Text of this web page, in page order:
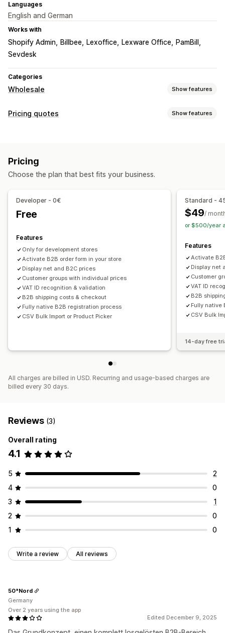
Languages
English and German
Works with
Shopify Admin Billbee Lexoffice Lexware Office
PamBill
Sevdesk
Categories
Wholesale Show features
Pricing options
Customer tagging
Bulk processing
Draft orders
Order minimums
Pricing quotes Show features
Customization
Pricing
Choose the plan that best fits your business.
Developer - 0€
Free
Features
Only for development stores
Activate B2B order form in your store
Display net and B2C prices
Customer groups with individual prices
VAT ID recognition & validation
B2B shipping costs & checkout
Fully native B2B registration process
CSV Bulk Import or Product Picker
Standard -
$49/
or $500/year
Features
Activate
Display net
Customer
VAT ID
B2B
Fully native
CSV Bulk
14-day free
All charges are billed in USD. Recurring and usage-based charges are
billed every 30 days.
Reviews (3)
Overall rating
4.1
5
2
4
0
3
1
2
0
1
0
Write a review All reviews
Edited December 9, 2025
50°Nord
Germany
Over 2 years using the app